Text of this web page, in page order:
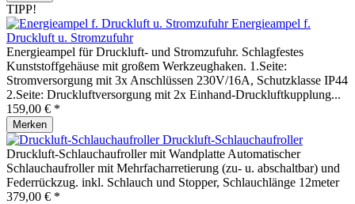
TIPP!
Energieampel f.
Druckluft u. Stromzufuhr
Energieampel für Druckluft- und Stromzufuhr. Schlagfestes
Kunststoffgehäuse mit großem Werkzeughaken. 1.Seite:
Stromversorgung mit 3x Anschlüssen 230V/16A, Schutzklasse IP44
2.Seite: Druckluftversorgung mit 2x Einhand-Druckluftkupplung...
159,00 € *
Merken
Druckluft-Schlauchaufroller
Druckluft-Schlauchaufroller mit Wandplatte Automatischer
Schlauchaufroller mit Mehrfacharretierung (zu- u. abschaltbar) und
Federrückzug. inkl. Schlauch und Stopper, Schlauchlänge 12meter
379,00 € *